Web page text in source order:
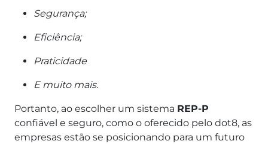
Segurança;
Eficiência;
Praticidade
E muito mais.
Portanto, ao escolher um sistema REP-P
confiável e seguro, como o oferecido pelo dot8, as
empresas estão se posicionando para um futuro